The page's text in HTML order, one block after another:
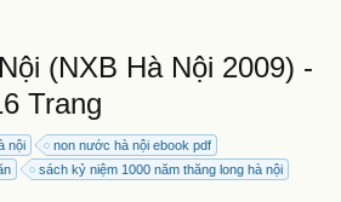
(NXB Hà Nội 2009) -
Trang
nội
non nước hà nội ebook pdf
sách kỷ niệm 1000 năm thăng long hà nội